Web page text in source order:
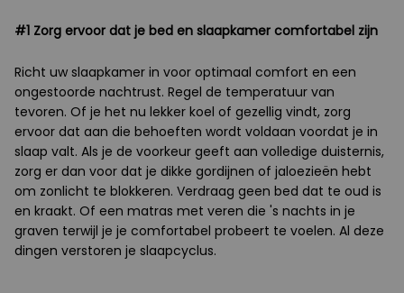
#1 Zorg ervoor dat je bed en slaapkamer comfortabel zijn
Richt uw slaapkamer in voor optimaal comfort en een
ongestoorde nachtrust. Regel de temperatuur van
tevoren. Of je het nu lekker koel of gezellig vindt, zorg
ervoor dat aan die behoeften wordt voldaan voordat je in
slaap valt. Als je de voorkeur geeft aan volledige duisternis,
zorg er dan voor dat je dikke gordijnen of jaloezieën hebt
om zonlicht te blokkeren. Verdraag geen bed dat te oud is
en kraakt. Of een matras met veren die 's nachts in je
graven terwijl je je comfortabel probeert te voelen. Al deze
dingen verstoren je slaapcyclus.